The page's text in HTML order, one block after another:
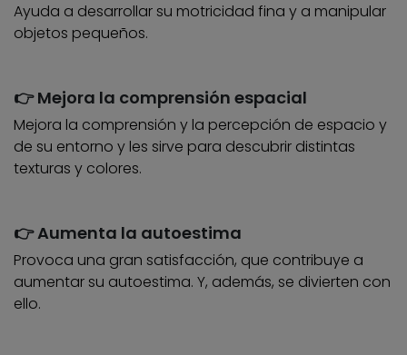
Ayuda a desarrollar su motricidad fina y a manipular
objetos pequeños.
👉 Mejora la comprensión espacial
Mejora la comprensión y la percepción de espacio y
de su entorno y les sirve para descubrir distintas
texturas y colores.
👉 Aumenta la autoestima
Provoca una gran satisfacción, que contribuye a
aumentar su autoestima. Y, además, se divierten con
ello.